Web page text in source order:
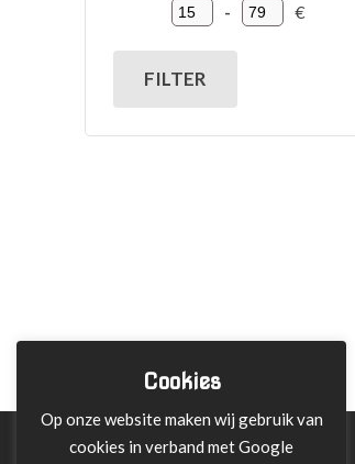
Minimum Price
-
Maximum Price
€
FILTER
Cookies
Op onze website maken wij gebruik van
cookies in verband met Google